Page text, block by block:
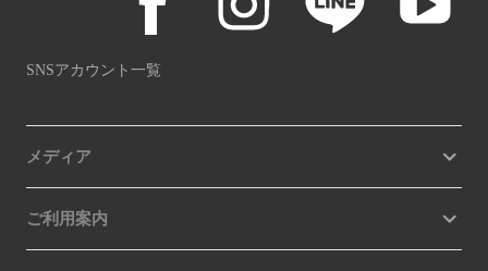
SNSアカウント一覧
メディア
ご利用案内